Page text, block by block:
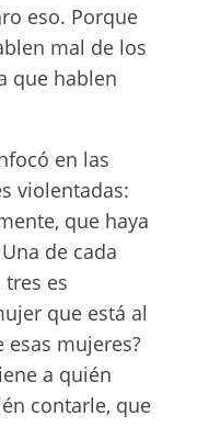
eso. Porque
mal de los
que hablen
en las
violentadas:
que haya
de cada
es
que está al
esas mujeres?
a quién
contarle, que